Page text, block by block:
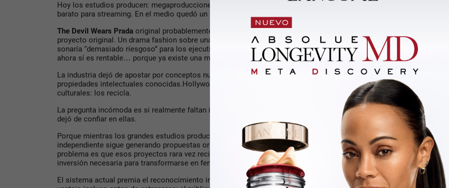
Hoy los estudios producen: megaproducciones multimillonarias, o contenido
barato para streaming. En el medio quedó un vacío enorme.
The Devil Wears Prada original probablemente hoy jamás sería aprobada como
proyecto original. Un drama fashion sobre una periodista y una editora tiránica
sonaría “demasiado riesgoso” para los ejecutivos actuales. Paradójicamente,
ahora sí es rentable… porque ya existe una marca construida.
La industria dejó de apostar por conceptos nuevos y empezó a depender de
propiedades intelectuales conocidas.Hollywood ya no desarrolla fenómenos
culturales: los recicla.
La pregunta incómoda es si realmente faltan ideas o si la industria simplemente
dejó de confiar en ellas.
Porque mientras los grandes estudios producen secuelas interminables, el cine
independiente sigue generando propuestas originales constantemente. El
problema es que esos proyectos rara vez reciben el marketing, las salas o la
inversión necesaria para transformarse en fenómenos globales.
El sistema actual premia el reconocimiento inmediato. Por eso una secuela tiene